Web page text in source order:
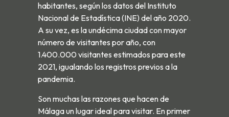
habitantes, según los datos del Instituto
Nacional de Estadística (INE) del año 2020.
A su vez, es la undécima ciudad con mayor
número de visitantes por año, con
1.400.000 visitantes estimados para este
2021, igualando los registros previos a la
pandemia.
Son muchas las razones que hacen de
Málaga un lugar ideal para visitar. En primer